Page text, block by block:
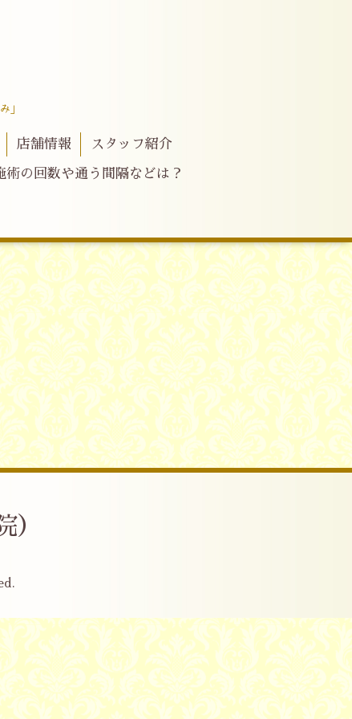
」
店舗情報 スタッフ紹介
術の回数や通う間隔などは？
）